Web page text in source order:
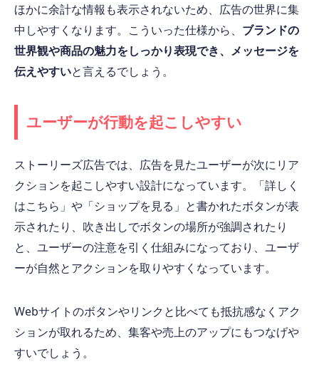
ほかに余計な情報も表示されないため、広告の世界に集
中しやすくなります。こういった仕様から、 ブランドの
世界観や商品の魅力をしっかり表現でき、メッセージを
伝えやすいと言えるでしょう。
ユーザーが行動を起こしやすい
ストーリーズ広告では、広告を見たユーザーが次にリア
クションを起こしやすい設計になっています。「詳しく
はこちら」や「ショップを見る」と書かれたボタンが表
示されたり、吹き出しでボタンの場所が強調されたり
と、ユーザーの注意を引く仕組みになっており、ユーザ
ーが自然とアクションを取りやすくなっています。
Webサイトのボタンやリンクと比べても抵抗感なくアク
ションが取れるため、集客や売上のアップにもつなげや
すいでしょう。